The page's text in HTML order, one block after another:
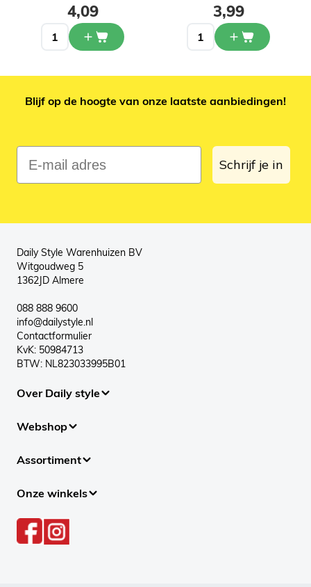
4,09 3,99
Blijf op de hoogte van onze laatste aanbiedingen!
E-mail adres
Schrijf je in
Daily Style Warenhuizen BV
Witgoudweg 5
1362JD Almere
088 888 9600
info@dailystyle.nl
Contactformulier
KvK: 50984713
BTW: NL823033995B01
Over Daily style
Webshop
Assortiment
Onze winkels